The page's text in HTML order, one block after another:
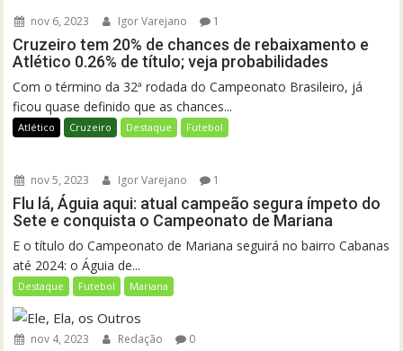
nov 6, 2023 Igor Varejano 1
Cruzeiro tem 20% de chances de rebaixamento e
Atlético 0.26% de título; veja probabilidades
Com o término da 32ª rodada do Campeonato Brasileiro, já
ficou quase definido que as chances...
Atlético Cruzeiro Destaque Futebol
nov 5, 2023 Igor Varejano 1
Flu lá, Águia aqui: atual campeão segura ímpeto do
Sete e conquista o Campeonato de Mariana
E o título do Campeonato de Mariana seguirá no bairro Cabanas
até 2024: o Águia de...
Destaque Futebol Mariana
nov 4, 2023 Redação 0